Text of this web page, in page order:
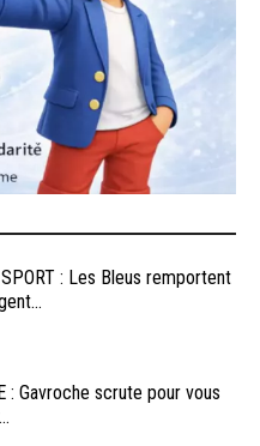
SPORT : Les Bleus remportent
: Gavroche scrute pour vous